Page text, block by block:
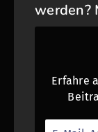
werden?
Erfahre